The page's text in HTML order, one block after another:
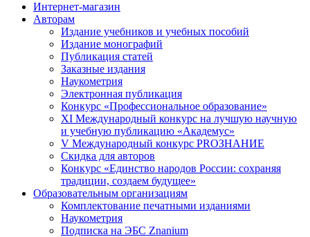
Интернет-магазин
Авторам
Издание учебников и учебных пособий
Издание монографий
Публикация статей
Заказные издания
Наукометрия
Электронная публикация
Конкурс «Профессиональное образование»
XI Международный конкурс на лучшую научную
и учебную публикацию «Академус»
V Международный конкурс PROЗНАНИЕ
Скидка для авторов
Конкурс «Единство народов России: сохраняя
традиции, создаем будущее»
Образовательным организациям
Комплектование печатными изданиями
Наукометрия
Подписка на ЭБС Znanium